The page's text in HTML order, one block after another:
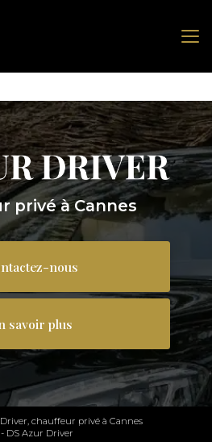
privé à Cannes
nous
savoir plus
chauffeur privé à Cannes
DS Azur Driver